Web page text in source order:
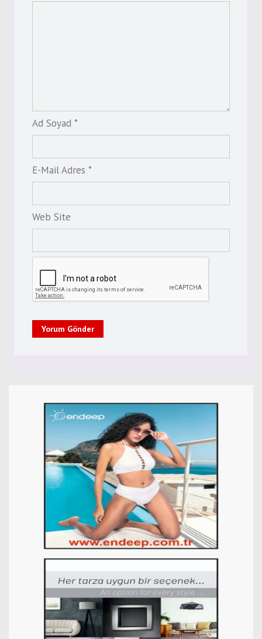
Ad Soyad *
E-Mail Adres *
Web Site
Yorum Gönder